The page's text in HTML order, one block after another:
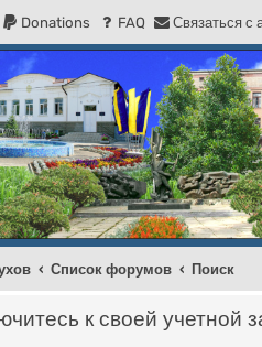
Donations FAQ Связаться с
Богодухова
Список форумов Поиск
к своей учетной